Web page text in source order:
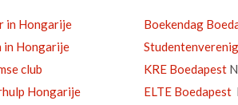
in Hongarije
Boekendag
in Hongarije
club KRE Boedapest
Hongarije ELTE Boedapest